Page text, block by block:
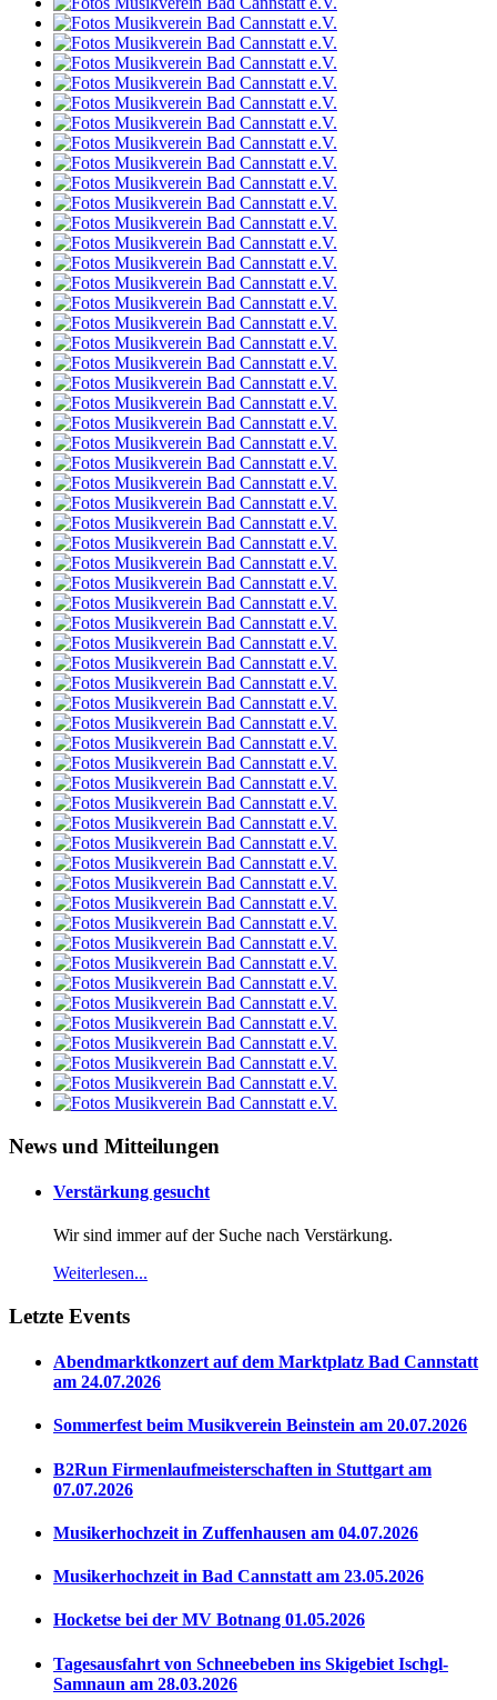
News und Mitteilungen
Verstärkung gesucht
Wir sind immer auf der Suche nach Verstärkung.
Weiterlesen...
Letzte Events
Abendmarktkonzert auf dem Marktplatz Bad Cannstatt
am 24.07.2026
Sommerfest beim Musikverein Beinstein am 20.07.2026
B2Run Firmenlaufmeisterschaften in Stuttgart am
07.07.2026
Musikerhochzeit in Zuffenhausen am 04.07.2026
Musikerhochzeit in Bad Cannstatt am 23.05.2026
Hocketse bei der MV Botnang 01.05.2026
Tagesausfahrt von Schneebeben ins Skigebiet Ischgl-
Samnaun am 28.03.2026